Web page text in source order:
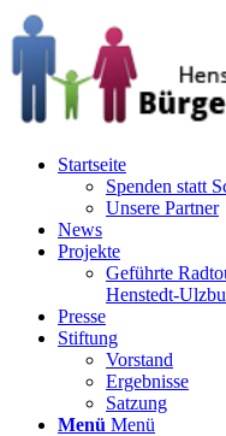
Startseite
Spenden statt
Unsere Partner
News
Projekte
Geführte
Henstedt-
Presse
Stiftung
Vorstand
Ergebnisse
Satzung
Menü Menü